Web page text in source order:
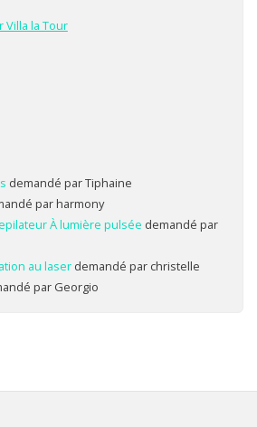
Villa la Tour
demandé par Tiphaine
par harmony
À lumière pulsée demandé par
au laserdemandé par christelle
par Georgio